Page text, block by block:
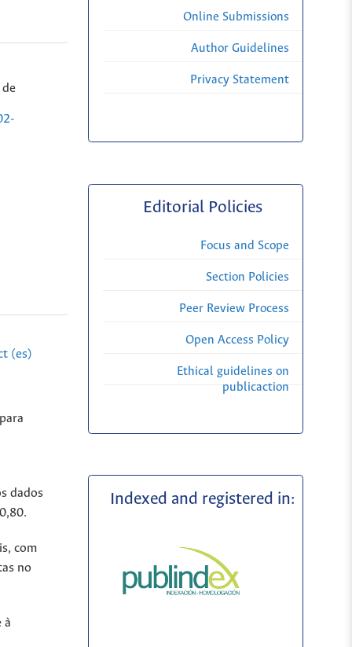
de
(es)
dados
com
no
à
Online Submissions
Author Guidelines
Privacy Statement
Editorial Policies
Focus and Scope
Section Policies
Peer Review Process
Open Access Policy
Ethical guidelines on
publicaction
Indexed and registered in: